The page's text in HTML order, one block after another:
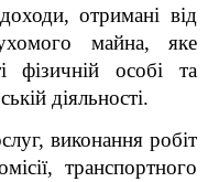
отримані від
майна, яке
фізичній особі та
діяльності.
виконання робіт
транспортного